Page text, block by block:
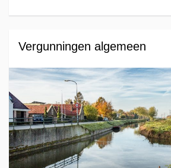
Vergunningen algemeen